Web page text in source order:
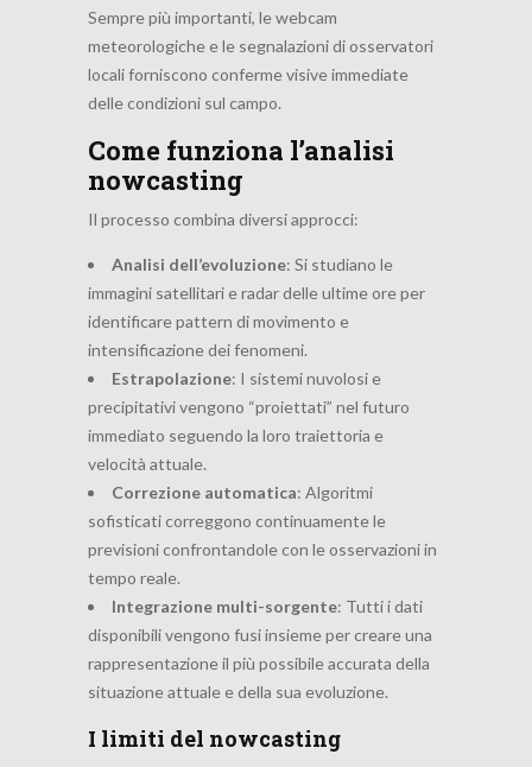
Sempre più importanti, le webcam
meteorologiche e le segnalazioni di osservatori
locali forniscono conferme visive immediate
delle condizioni sul campo.
Come funziona l’analisi
nowcasting
Il processo combina diversi approcci:
Analisi dell’evoluzione: Si studiano le
immagini satellitari e radar delle ultime ore per
identificare pattern di movimento e
intensificazione dei fenomeni.
Estrapolazione: I sistemi nuvolosi e
precipitativi vengono “proiettati” nel futuro
immediato seguendo la loro traiettoria e
velocità attuale.
Correzione automatica: Algoritmi
sofisticati correggono continuamente le
previsioni confrontandole con le osservazioni in
tempo reale.
Integrazione multi-sorgente: Tutti i dati
disponibili vengono fusi insieme per creare una
rappresentazione il più possibile accurata della
situazione attuale e della sua evoluzione.
I limiti del nowcasting